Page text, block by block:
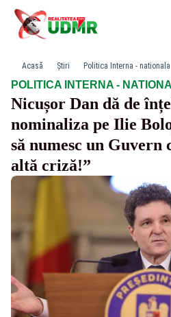
Acasă Știri Politica Interna - nationala
POLITICA INTERNA -
Nicușor Dan dă de
nominaliza pe Ilie
să numesc un Guvern
altă criză!”